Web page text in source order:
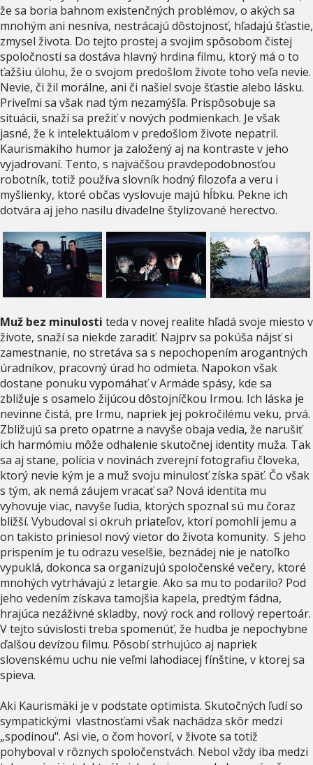
že sa boria bahnom existenčných problémov, o akých sa
mnohým ani nesníva, nestrácajú dôstojnosť, hľadajú šťastie,
zmysel života. Do tejto prostej a svojim spôsobom čistej
spoločnosti sa dostáva hlavný hrdina filmu, ktorý má o to
ťažšiu úlohu, že o svojom predošlom živote toho veľa nevie.
Nevie, či žil morálne, ani či našiel svoje šťastie alebo lásku.
Priveľmi sa však nad tým nezamýšľa. Prispôsobuje sa
situácii, snaží sa prežiť v nových podmienkach. Je však
jasné, že k intelektuálom v predošlom živote nepatril.
Kaurismäkiho humor ja založený aj na kontraste v jeho
vyjadrovaní. Tento, s najväčšou pravdepodobnosťou
robotník, totiž používa slovník hodný filozofa a veru i
myšlienky, ktoré občas vyslovuje majú hĺbku. Pekne ich
dotvára aj jeho nasilu divadelne štylizované herectvo.
Muž bez minulosti teda v novej realite hľadá svoje miesto v
živote, snaží sa niekde zaradiť. Najprv sa pokúša nájsť si
zamestnanie, no stretáva sa s nepochopením arogantných
úradníkov, pracovný úrad ho odmieta. Napokon však
dostane ponuku vypomáhať v Armáde spásy, kde sa
zbližuje s osamelo žijúcou dôstojníčkou Irmou. Ich láska je
nevinne čistá, pre Irmu, napriek jej pokročilému veku, prvá.
Zbližujú sa preto opatrne a navyše obaja vedia, že narušiť
ich harmómiu môže odhalenie skutočnej identity muža. Tak
sa aj stane, polícia v novinách zverejní fotografiu človeka,
ktorý nevie kým je a muž svoju minulosť získa späť. Čo však
s tým, ak nemá záujem vracať sa? Nová identita mu
vyhovuje viac, navyše ľudia, ktorých spoznal sú mu čoraz
bližší. Vybudoval si okruh priateľov, ktorí pomohli jemu a
on takisto priniesol nový vietor do života komunity. S jeho
prispením je tu odrazu veselšie, beznádej nie je natoľko
vypuklá, dokonca sa organizujú spoločenské večery, ktoré
mnohých vytrhávajú z letargie. Ako sa mu to podarilo? Pod
jeho vedením získava tamojšia kapela, predtým fádna,
hrajúca nezáživné skladby, nový rock and rollový repertoár.
V tejto súvislosti treba spomenúť, že hudba je nepochybne
ďalšou devízou filmu. Pôsobí strhujúco aj napriek
slovenskému uchu nie veľmi lahodiacej fínštine, v ktorej sa
spieva.
Aki Kaurismäki je v podstate optimista. Skutočných ľudí so
sympatickými vlastnosťami však nachádza skôr medzi
„spodinou". Asi vie, o čom hovorí, v živote sa totiž
pohyboval v rôznych spoločenstvách. Nebol vždy iba medzi